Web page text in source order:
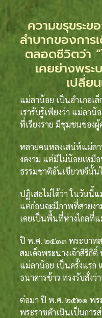
ความขรุขระ
ลำบากของกา
ตลอดชีวิตว่า “
เคยย่างพร
เปลี่ย
แม่ลาน้อย เป็นอำเภอเ
เรารับรู้เพียงว่า แม่ลา
ที่เรียงราย มีชุมชนของ
หลายคนหลงเสน่ห์แม่ลา
งดงาม แต่มีไม่น้อยเหมื
ธรรมชาติอันเขียวขจีนั้
ปฏิเสธไม่ได้ว่า ในวันนี้
แต่ก่อนจะมีภาพที่สวยง
เคยเป็นพื้นที่ห่างไกลที่
ปี พ.ศ. ๒๕๑๓ พระบาทส
สมเด็จพระนางเจ้าสิริกิ
แม่ลาน้อย เป็นครั้งแรก
ธนาคารข้าว ทรงรับสั่งว่
ต่อมา ปี พ.ศ. ๒๕๒๑ พร
พระราชดำเนินเป็นการ